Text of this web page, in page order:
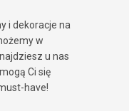
i dekoracje na
w
u nas
Ci się
have!